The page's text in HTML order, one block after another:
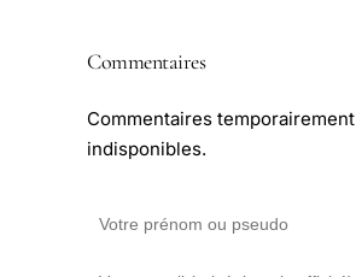
Commentaires
Commentaires temporairement
indisponibles.